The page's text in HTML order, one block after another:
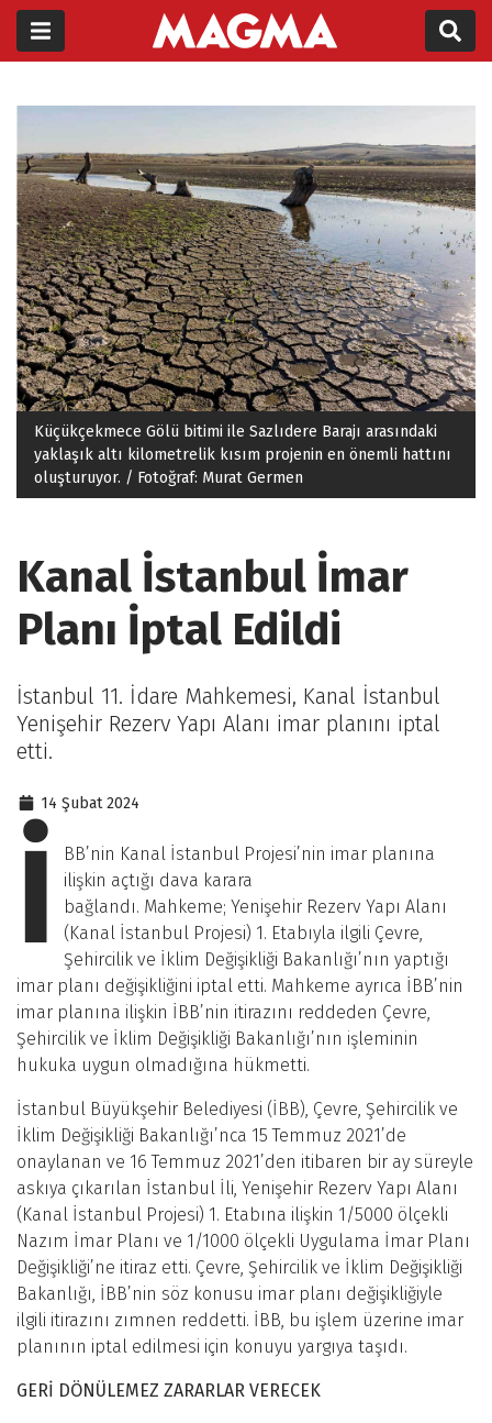
Küçükçekmece Gölü bitimi ile Sazlıdere Barajı arasındaki
yaklaşık altı kilometrelik kısım projenin en önemli hattını
oluşturuyor. / Fotoğraf: Murat Germen
Kanal İstanbul İmar
Planı İptal Edildi
İstanbul 11. İdare Mahkemesi, Kanal İstanbul
Yenişehir Rezerv Yapı Alanı imar planını iptal
etti.
14 Şubat 2024
İ
BB’nin Kanal İstanbul Projesi’nin imar planına
ilişkin açtığı dava karara
bağlandı. Mahkeme; Yenişehir Rezerv Yapı Alanı
(Kanal İstanbul Projesi) 1. Etabıyla ilgili Çevre,
Şehircilik ve İklim Değişikliği Bakanlığı’nın yaptığı
imar planı değişikliğini iptal etti. Mahkeme ayrıca İBB’nin
imar planına ilişkin İBB’nin itirazını reddeden Çevre,
Şehircilik ve İklim Değişikliği Bakanlığı’nın işleminin
hukuka uygun olmadığına hükmetti.
İstanbul Büyükşehir Belediyesi (İBB), Çevre, Şehircilik ve
İklim Değişikliği Bakanlığı’nca 15 Temmuz 2021’de
onaylanan ve 16 Temmuz 2021’den itibaren bir ay süreyle
askıya çıkarılan İstanbul İli, Yenişehir Rezerv Yapı Alanı
(Kanal İstanbul Projesi) 1. Etabına ilişkin 1/5000 ölçekli
Nazım İmar Planı ve 1/1000 ölçekli Uygulama İmar Planı
Değişikliği’ne itiraz etti. Çevre, Şehircilik ve İklim Değişikliği
Bakanlığı, İBB’nin söz konusu imar planı değişikliğiyle
ilgili itirazını zımnen reddetti. İBB, bu işlem üzerine imar
planının iptal edilmesi için konuyu yargıya taşıdı.
GERİ DÖNÜLEMEZ ZARARLAR VERECEK